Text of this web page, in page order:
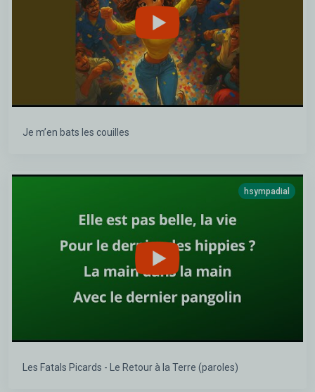
Je m’en bats les couilles
hsympadial
Les Fatals Picards - Le Retour à la Terre (paroles)